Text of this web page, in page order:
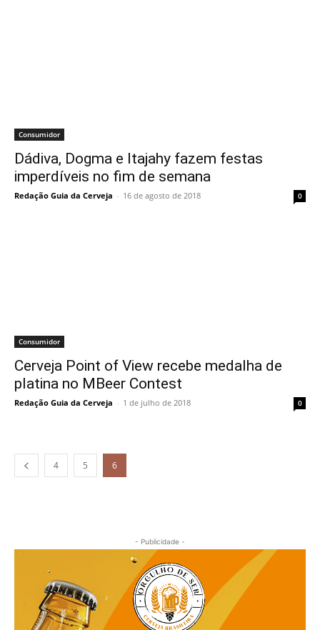
Consumidor
Dádiva, Dogma e Itajahy fazem festas
imperdíveis no fim de semana
Redação Guia da Cerveja - 16 de agosto de 2018 0
Consumidor
Cerveja Point of View recebe medalha de
platina no MBeer Contest
Redação Guia da Cerveja - 1 de julho de 2018 0
4 5 6
- Publicidade -